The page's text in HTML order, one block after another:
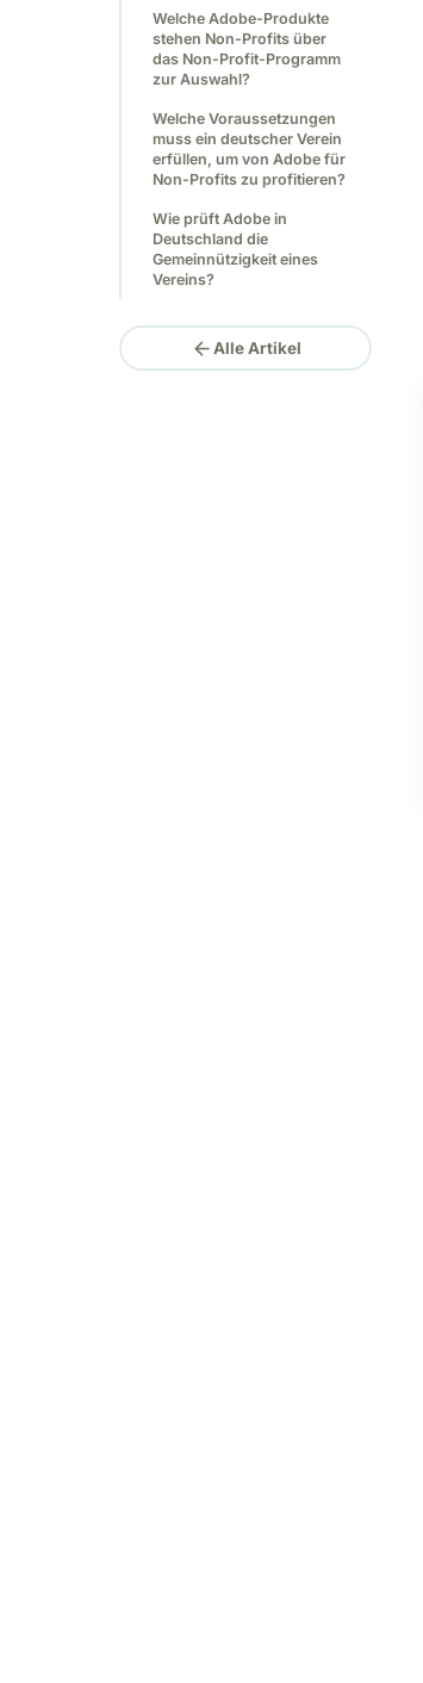
Welche Adobe-Produkte
stehen Non-Profits über
das Non-Profit-Programm
zur Auswahl?
Welche Voraussetzungen
muss ein deutscher Verein
erfüllen, um von Adobe für
Non-Profits zu profitieren?
Wie prüft Adobe in
Deutschland die
Gemeinnützigkeit eines
Vereins?
arrow_backAlle Artikel